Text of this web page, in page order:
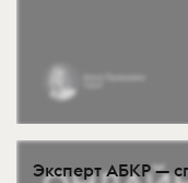
Эксперт АБКР —